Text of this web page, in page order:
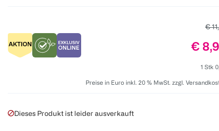
€
€
1 Stk
Preise in Euro inkl. 20 % MwSt. zzgl.
Dieses Produkt ist leider ausverkauft